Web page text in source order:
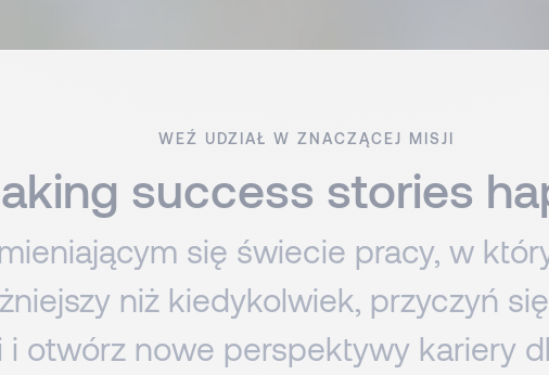
WEŹ UDZIAŁ W ZNACZĄCEJ MISJI
success stories
się świecie pracy, w
niż kiedykolwiek, przyczyń
i otwórz nowe perspektywy kariery